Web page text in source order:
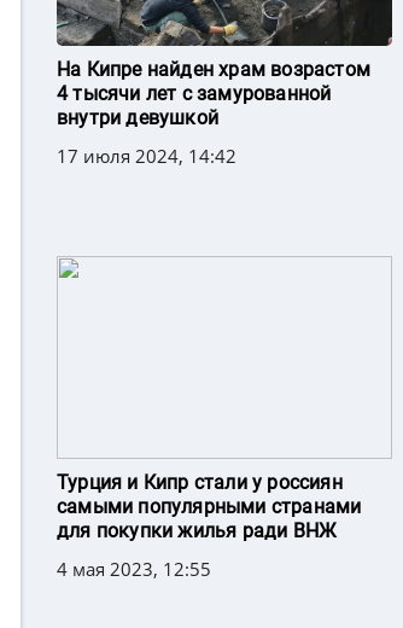
На Кипре найден храм возрастом
4 тысячи лет с замурованной
внутри девушкой
17 июля 2024, 14:42
Турция и Кипр стали у россиян
самыми популярными странами
для покупки жилья ради ВНЖ
4 мая 2023, 12:55